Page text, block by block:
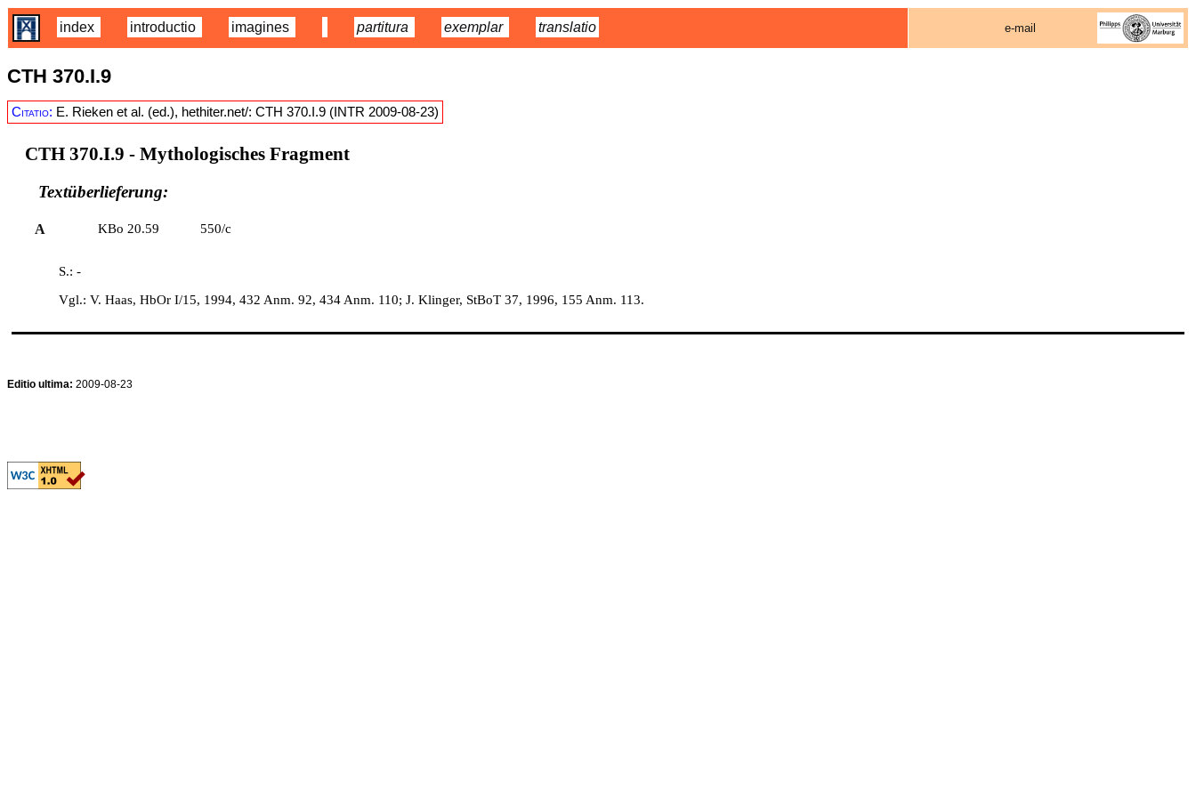
index introductio imagines partitura exemplar translatio e-mail
CTH 370.I.9
Citatio: E. Rieken et al. (ed.), hethiter.net/: CTH 370.I.9 (INTR 2009-08-23)
CTH 370.I.9 - Mythologisches Fragment
Textüberlieferung:
A KBo 20.59 550/c
S.: -
Vgl.: V. Haas, HbOr I/15, 1994, 432 Anm. 92, 434 Anm. 110; J. Klinger, StBoT 37, 1996, 155 Anm. 113.
Editio ultima: 2009-08-23